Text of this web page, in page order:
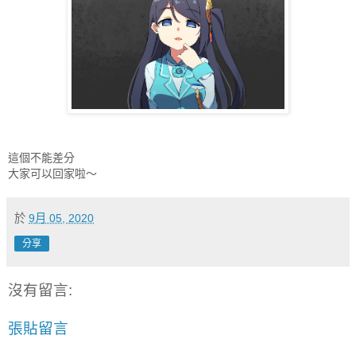
這個不能差分
大家可以回家啦～
於 9月 05, 2020
分享
沒有留言:
張貼留言